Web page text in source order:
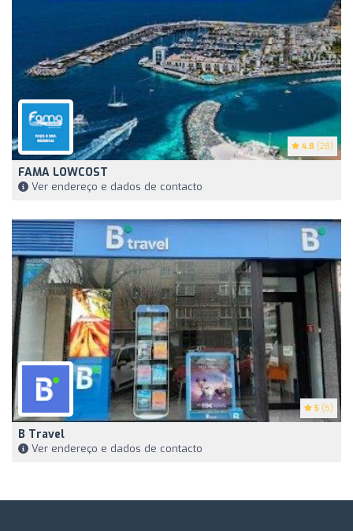
4.8 (28)
FAMA LOWCOST
Ver endereço e dados de contacto
5 (5)
B Travel
Ver endereço e dados de contacto